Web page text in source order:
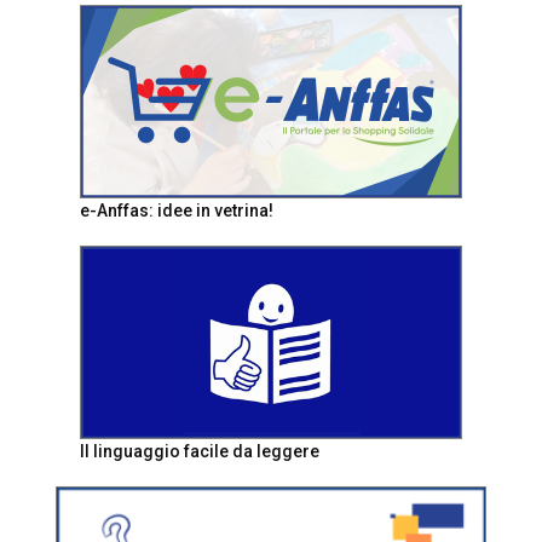
e-Anffas: idee in vetrina!
Il linguaggio facile da leggere